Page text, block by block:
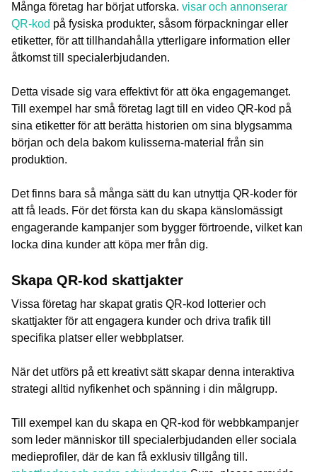
Många företag har börjat utforska. visar och annonserar
QR-kod på fysiska produkter, såsom förpackningar eller
etiketter, för att tillhandahålla ytterligare information eller
åtkomst till specialerbjudanden.
Detta visade sig vara effektivt för att öka engagemanget.
Till exempel har små företag lagt till en video QR-kod på
sina etiketter för att berätta historien om sina blygsamma
början och dela bakom kulisserna-material från sin
produktion.
Det finns bara så många sätt du kan utnyttja QR-koder för
att få leads. För det första kan du skapa känslomässigt
engagerande kampanjer som bygger förtroende, vilket kan
locka dina kunder att köpa mer från dig.
Skapa QR-kod skattjakter
Vissa företag har skapat gratis QR-kod lotterier och
skattjakter för att engagera kunder och driva trafik till
specifika platser eller webbplatser.
När det utförs på ett kreativt sätt skapar denna interaktiva
strategi alltid nyfikenhet och spänning i din målgrupp.
Till exempel kan du skapa en QR-kod för webbkampanjer
som leder människor till specialerbjudanden eller sociala
medieprofiler, där de kan få exklusiv tillgång till.